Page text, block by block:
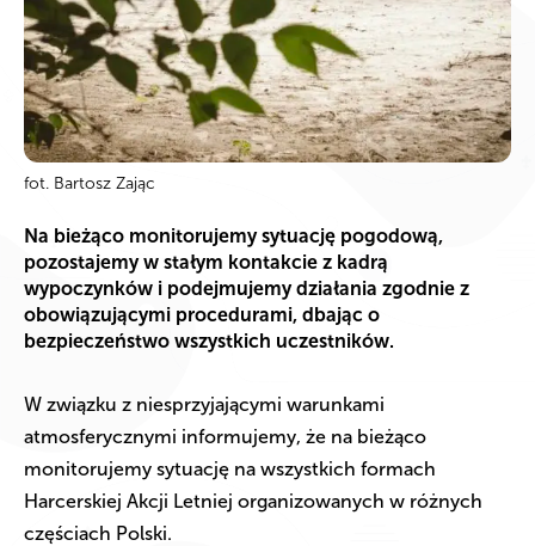
fot. Bartosz Zając
Na bieżąco monitorujemy sytuację pogodową,
pozostajemy w stałym kontakcie z kadrą
wypoczynków i podejmujemy działania zgodnie z
obowiązującymi procedurami, dbając o
bezpieczeństwo wszystkich uczestników.
W związku z niesprzyjającymi warunkami
atmosferycznymi informujemy, że na bieżąco
monitorujemy sytuację na wszystkich formach
Harcerskiej Akcji Letniej organizowanych w różnych
częściach Polski.